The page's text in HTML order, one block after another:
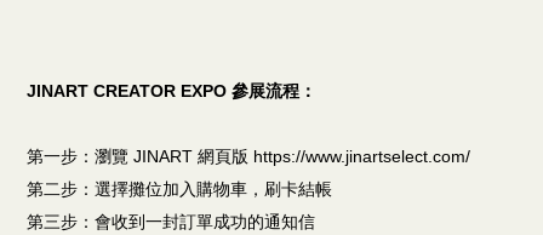
JINART CREATOR EXPO​​​​​​​ 參展流程：
第一步：瀏覽 JINART 網頁版 https://www.jinartselect.com/
第二步：選擇攤位加入購物車，刷卡結帳
第三步：會收到一封訂單成功的通知信